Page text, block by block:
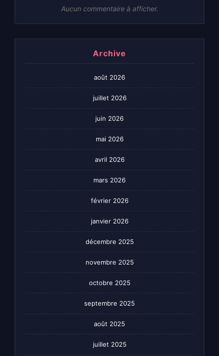
Aucun commentaire à afficher.
Archive
août 2026
juillet 2026
juin 2026
mai 2026
avril 2026
mars 2026
février 2026
janvier 2026
décembre 2025
novembre 2025
octobre 2025
septembre 2025
août 2025
juillet 2025